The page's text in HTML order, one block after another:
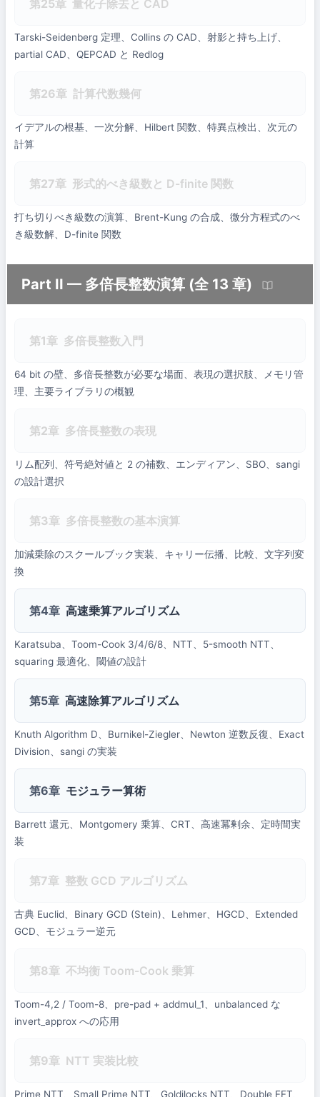
第25章 量化子除去と CAD
Tarski-Seidenberg 定理、Collins の CAD、射影と持ち上げ、
partial CAD、QEPCAD と Redlog
第26章 計算代数幾何
イデアルの根基、一次分解、Hilbert 関数、特異点検出、次元の
計算
第27章 形式的べき級数と D-finite 関数
打ち切りべき級数の演算、Brent-Kung の合成、微分方程式のべ
き級数解、D-finite 関数
Part II — 多倍長整数演算 (全 13 章)
第1章 多倍長整数入門
64 bit の壁、多倍長整数が必要な場面、表現の選択肢、メモリ管
理、主要ライブラリの概観
第2章 多倍長整数の表現
リム配列、符号絶対値と 2 の補数、エンディアン、SBO、sangi
の設計選択
第3章 多倍長整数の基本演算
加減乗除のスクールブック実装、キャリー伝播、比較、文字列変
換
第4章 高速乗算アルゴリズム
Karatsuba、Toom-Cook 3/4/6/8、NTT、5-smooth NTT、
squaring 最適化、閾値の設計
第5章 高速除算アルゴリズム
Knuth Algorithm D、Burnikel-Ziegler、Newton 逆数反復、Exact
Division、sangi の実装
第6章 モジュラー算術
Barrett 還元、Montgomery 乗算、CRT、高速冪剰余、定時間実
装
第7章 整数 GCD アルゴリズム
古典 Euclid、Binary GCD (Stein)、Lehmer、HGCD、Extended
GCD、モジュラー逆元
第8章 不均衡 Toom-Cook 乗算
Toom-4,2 / Toom-8、pre-pad + addmul_1、unbalanced な
invert_approx への応用
第9章 NTT 実装比較
Prime NTT、Small Prime NTT、Goldilocks NTT、Double FFT、